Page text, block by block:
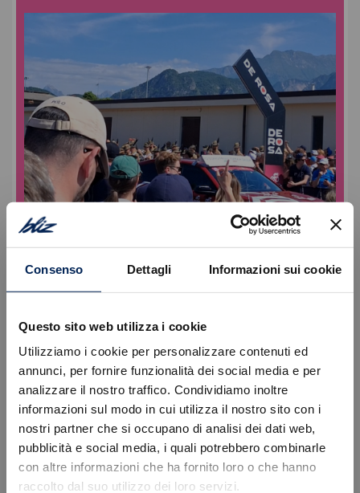
Consenso Dettagli Informazioni sui cookie
Questo sito web utilizza i cookie
Utilizziamo i cookie per personalizzare contenuti ed
annunci, per fornire funzionalità dei social media e per
analizzare il nostro traffico. Condividiamo inoltre
informazioni sul modo in cui utilizza il nostro sito con i
nostri partner che si occupano di analisi dei dati web,
pubblicità e social media, i quali potrebbero combinarle
con altre informazioni che ha fornito loro o che hanno
raccolto dal suo utilizzo dei loro servizi.
Errore